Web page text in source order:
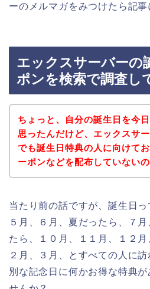
ーのメルマガをみつけたら記
エックスサーバーの
ポンを検索で調査し
ちょっと、自分の誕生日を今
思ったんだけど、エックスサ
でも誕生日特典の人に向けて
ーポンなどを配布していない
当たり前の話ですが、誕生日っ
５月、６月、夏だったら、７
たら、１０月、１１月、１２月
２月、３月、とすべての人に
別な記念日に何かお得な特典